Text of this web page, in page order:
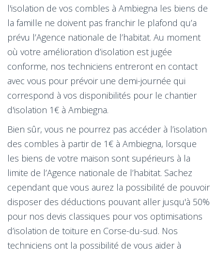
l'isolation de vos combles à Ambiegna les biens de
la famille ne doivent pas franchir le plafond qu’a
prévu l’Agence nationale de l’habitat. Au moment
où votre amélioration d’isolation est jugée
conforme, nos techniciens entreront en contact
avec vous pour prévoir une demi-journée qui
correspond à vos disponibilités pour le chantier
d'isolation 1€ à Ambiegna.
Bien sûr, vous ne pourrez pas accéder à l’isolation
des combles à partir de 1€ à Ambiegna, lorsque
les biens de votre maison sont supérieurs à la
limite de l’Agence nationale de l’habitat. Sachez
cependant que vous aurez la possibilité de pouvoir
disposer des déductions pouvant aller jusqu'à 50%
pour nos devis classiques pour vos optimisations
d’isolation de toiture en Corse-du-sud. Nos
techniciens ont la possibilité de vous aider à